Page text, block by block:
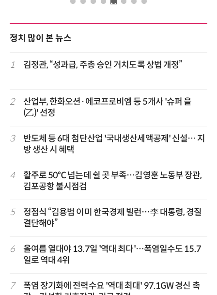
정치 많이 본 뉴스
1 김정관, “성과급, 주총 승인 거치도록 상법 개정”
2
산업부, 한화오션·에코프로비엠 등 5개사 '슈퍼 을
(乙)' 선정
3
반도체 등 6대 첨단산업 '국내생산세액공제' 신설… 지
방 생산 시 혜택
4
활주로 50℃ 넘는데 쉴 곳 부족…김영훈 노동부 장관,
김포공항 불시점검
5
정점식 “김용범 이미 한국경제 빌런…李 대통령, 경질
결단해야”
6
올여름 열대야 13.7일 '역대 최다'…폭염일수도 15.7
일로 역대 4위
7
폭염 장기화에 전력수요 '역대 최대' 97.1GW 경신 촉